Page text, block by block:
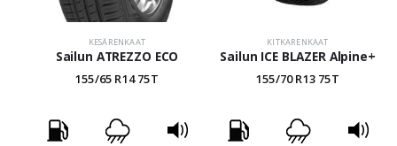
KESÄRENKAAT
Sailun ATREZZO ECO
155/65 R14 75T
KITKARENKAAT
Sailun ICE BLAZER Alpine+
155/70 R13 75T